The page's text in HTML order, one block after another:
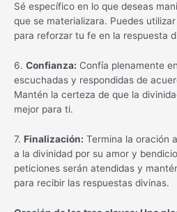
Sé específico en lo que deseas
que se materializara. Puedes
para reforzar tu fe en la respuesta
6. Confianza: Confía plenamente
escuchadas y respondidas de
Mantén la certeza de que la
mejor para ti.
7. Finalización: Termina la oración
a la divinidad por su amor y
peticiones serán atendidas y
para recibir las respuestas divinas.